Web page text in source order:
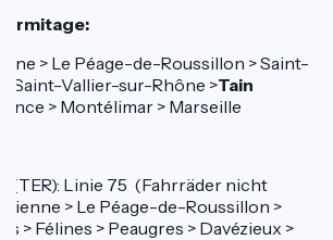
> Le Péage-de-Roussillon > Saint-
> Saint-Vallier-sur-Rhône >Tain
> Montélimar > Marseille
(TER): Linie 75 (Fahrräder nicht
Vienne > Le Péage-de-Roussillon >
> Félines > Peaugres > Davézieux >